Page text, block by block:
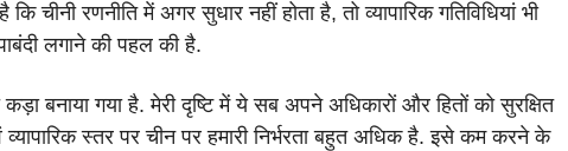
रणनीति में अगर सुधार नहीं होता है, तो व्यापारिक गतिविधियां भी
लगाने की पहल की है.
बनाया गया है. मेरी दृष्टि में ये सब अपने अधिकारों और हितों को सुरक्षित
स्तर पर चीन पर हमारी निर्भरता बहुत अधिक है. इसे कम करने के